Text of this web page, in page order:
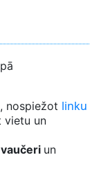
nospiežot linku
vietu un
un